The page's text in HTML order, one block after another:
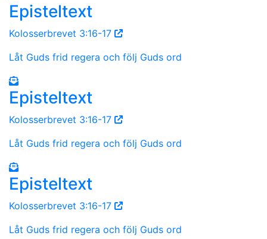
Episteltext
Kolosserbrevet 3:16-17
Låt Guds frid regera och följ Guds ord
Episteltext
Kolosserbrevet 3:16-17
Låt Guds frid regera och följ Guds ord
Episteltext
Kolosserbrevet 3:16-17
Låt Guds frid regera och följ Guds ord